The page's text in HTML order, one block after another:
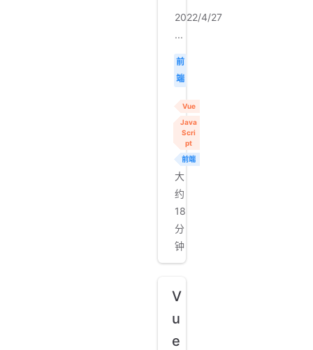
2022/4/27
...
前
端
Vue
Java
Scri
pt
前端
大
约
18
分
钟
V
u
e